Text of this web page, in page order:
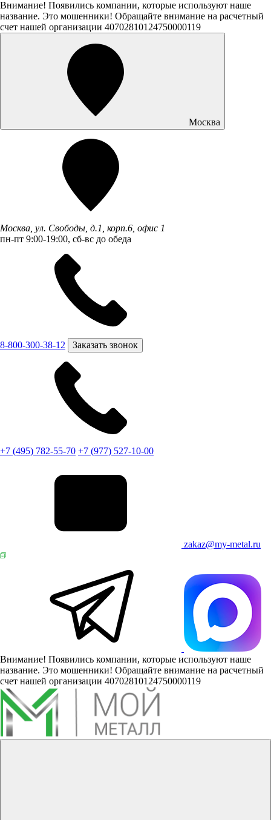
Внимание! Появились компании, которые используют наше
название. Это мошенники! Обращайте внимание на расчетный
счет нашей организации 40702810124750000119
Москва
Москва, ул. Свободы, д.1, корп.6, офис 1
пн-пт 9:00-19:00, сб-вс до обеда
8-800-300-38-12 Заказать звонок
+7 (495) 782-55-70 +7 (977) 527-10-00
zakaz@my-metal.ru
Внимание! Появились компании, которые используют наше
название. Это мошенники! Обращайте внимание на расчетный
счет нашей организации 40702810124750000119